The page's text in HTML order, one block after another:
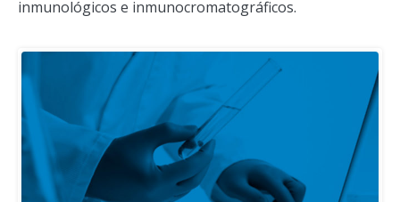
inmunológicos e inmunocromatográficos.